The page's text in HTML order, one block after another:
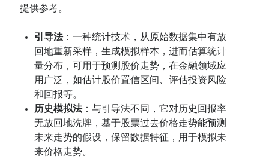
提供参考。
引导法：一种统计技术，从原始数据集中有放
回地重新采样，生成模拟样本，进而估算统计
量分布，可用于预测股价走势，在金融领域应
用广泛，如估计股价置信区间、评估投资风险
和回报等。
历史模拟法：与引导法不同，它对历史回报率
无放回地洗牌，基于股票过去价格走势能预测
未来走势的假设，保留数据特征，用于模拟未
来价格走势。